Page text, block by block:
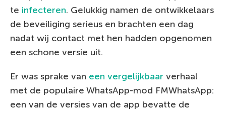
te infecteren. Gelukkig namen de ontwikkelaars
de beveiliging serieus en brachten een dag
nadat wij contact met hen hadden opgenomen
een schone versie uit.
Er was sprake van een vergelijkbaar verhaal
met de populaire WhatsApp-mod FMWhatsApp:
een van de versies van de app bevatte de